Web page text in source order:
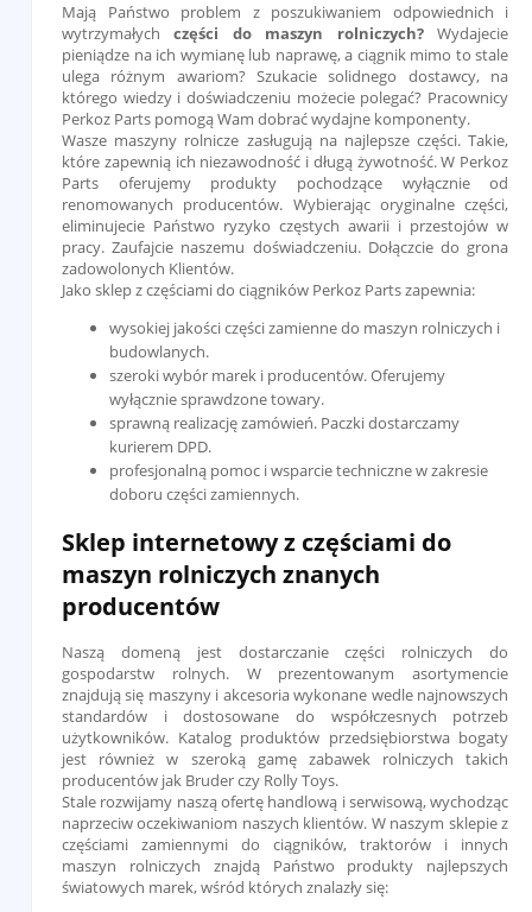
Mają Państwo problem z poszukiwaniem odpowiednich i
wytrzymałychczęści do maszyn rolniczych?Wydajecie
pieniądze na ich wymianę lub naprawę, a ciągnik mimo to stale
ulega różnym awariom? Szukacie solidnego dostawcy, na
którego wiedzy i doświadczeniu możecie polegać? Pracownicy
Perkoz Parts pomogą Wam dobrać wydajne komponenty.
Wasze maszyny rolnicze zasługują na najlepsze części. Takie,
które zapewnią ich niezawodność i długą żywotność. W Perkoz
Parts oferujemy produkty pochodzące wyłącznie od
renomowanych producentów. Wybierając oryginalne części,
eliminujecie Państwo ryzyko częstych awarii i przestojów w
pracy. Zaufajcie naszemu doświadczeniu. Dołączcie do grona
zadowolonych Klientów.
Jako sklep z częściami do ciągników Perkoz Parts zapewnia:
wysokiej jakości części zamienne do maszyn rolniczych i
budowlanych.
szeroki wybór marek i producentów. Oferujemy
wyłącznie sprawdzone towary.
sprawną realizację zamówień. Paczki dostarczamy
kurierem DPD.
profesjonalną pomoc i wsparcie techniczne w zakresie
doboru części zamiennych.
Sklep internetowy z częściami do
maszyn rolniczych znanych
producentów
Naszą domeną jest dostarczanie części rolniczych do
gospodarstw rolnych. W prezentowanym asortymencie
znajdują się maszyny i akcesoria wykonane wedle najnowszych
standardów i dostosowane do współczesnych potrzeb
użytkowników. Katalog produktów przedsiębiorstwa bogaty
jest również w szeroką gamę zabawek rolniczych takich
producentów jak Bruder czy Rolly Toys.
Stale rozwijamy naszą ofertę handlową i serwisową, wychodząc
naprzeciw oczekiwaniom naszych klientów. W naszym sklepie z
częściami zamiennymi do ciągników, traktorów i innych
maszyn rolniczych znajdą Państwo produkty najlepszych
światowych marek, wśród których znalazły się: